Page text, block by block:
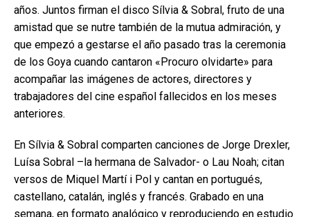
años. Juntos firman el disco Sílvia & Sobral, fruto de una
amistad que se nutre también de la mutua admiración, y
que empezó a gestarse el año pasado tras la ceremonia
de los Goya cuando cantaron «Procuro olvidarte» para
acompañar las imágenes de actores, directores y
trabajadores del cine español fallecidos en los meses
anteriores.
En Sílvia & Sobral comparten canciones de Jorge Drexler,
Luísa Sobral –la hermana de Salvador- o Lau Noah; citan
versos de Miquel Martí i Pol y cantan en portugués,
castellano, catalán, inglés y francés. Grabado en una
semana, en formato analógico y reproduciendo en estudio